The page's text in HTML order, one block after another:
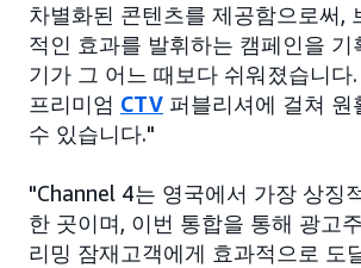
차별화된 콘텐츠를 제공함으로써,
적인 효과를 발휘하는 캠페인을 기
기가 그 어느 때보다 쉬워졌습니다
프리미엄 CTV 퍼블리셔에 걸쳐 원
수 있습니다."
"Channel 4는 영국에서 가장 상징
한 곳이며, 이번 통합을 통해 광고
리밍 잠재고객에게 효과적으로 도